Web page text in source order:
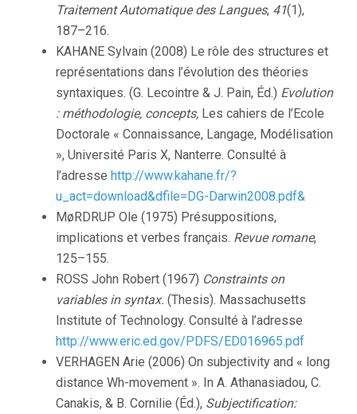
Traitement Automatique des Langues, 41(1),
187–216.
KAHANE Sylvain (2008) Le rôle des structures et
représentations dans l’évolution des théories
syntaxiques. (G. Lecointre & J. Pain, Éd.) Evolution
: méthodologie, concepts, Les cahiers de l’Ecole
Doctorale « Connaissance, Langage, Modélisation
», Université Paris X, Nanterre. Consulté à
l’adresse http://www.kahane.fr/?
u_act=download&dfile=DG-Darwin2008.pdf&
MøRDRUP Ole (1975) Présuppositions,
implications et verbes français. Revue romane,
125–155.
ROSS John Robert (1967) Constraints on
variables in syntax. (Thesis). Massachusetts
Institute of Technology. Consulté à l’adresse
http://www.eric.ed.gov/PDFS/ED016965.pdf
VERHAGEN Arie (2006) On subjectivity and « long
distance Wh-movement ». In A. Athanasiadou, C.
Canakis, & B. Cornilie (Éd.), Subjectification: